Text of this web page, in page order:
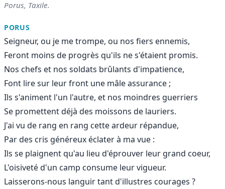
Porus, Taxile.
PORUS
Seigneur, ou je me trompe, ou nos fiers ennemis,
Feront moins de progrès qu'ils ne s'étaient promis.
Nos chefs et nos soldats brûlants d'impatience,
Font lire sur leur front une mâle assurance ;
Ils s'animent l'un l'autre, et nos moindres guerriers
Se promettent déjà des moissons de lauriers.
J'ai vu de rang en rang cette ardeur répandue,
Par des cris généreux éclater à ma vue :
Ils se plaignent qu'au lieu d'éprouver leur grand coeur,
L'oisiveté d'un camp consume leur vigueur.
Laisserons-nous languir tant d'illustres courages ?